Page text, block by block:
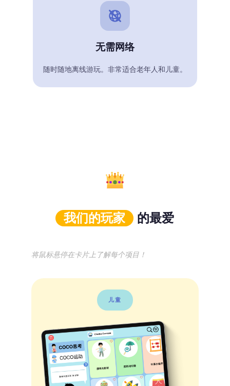
无需网络
随时随地离线游玩。非常适合老年人和儿童。
我们的玩家 的最爱
将鼠标悬停在卡片上了解每个项目！
儿童